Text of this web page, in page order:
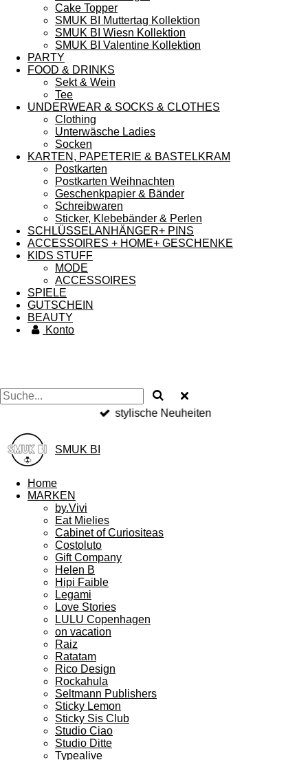
Cake Topper
SMUK BI Muttertag Kollektion
SMUK BI Wiesn Kollektion
SMUK BI Valentine Kollektion
PARTY
FOOD & DRINKS
Sekt & Wein
Tee
UNDERWEAR & SOCKS & CLOTHES
Clothing
Unterwäsche Ladies
Socken
KARTEN, PAPETERIE & BASTELKRAM
Postkarten
Postkarten Weihnachten
Geschenkpapier & Bänder
Schreibwaren
Sticker, Klebebänder & Perlen
SCHLÜSSELANHÄNGER+ PINS
ACCESSOIRES + HOME+ GESCHENKE
KIDS STUFF
MODE
ACCESSOIRES
SPIELE
GUTSCHEIN
BEAUTY
Konto
stylische Neuheiten
SMUK BI
Home
MARKEN
by.Vivi
Eat Mielies
Cabinet of Curiositeas
Costoluto
Gift Company
Helen B
Hipi Faible
Legami
Love Stories
LULU Copenhagen
on vacation
Raiz
Ratatam
Rico Design
Rockahula
Seltmann Publishers
Sticky Lemon
Sticky Sis Club
Studio Ciao
Studio Ditte
Typealive